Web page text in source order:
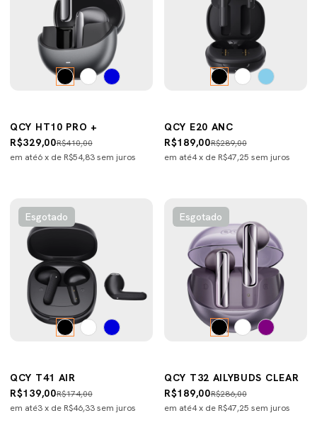
QCY HT10 PRO +
R$410,00
R$329,00
em até6x de R$54,83sem juros
QCY E20 ANC
R$289,00
R$189,00
em até4x de R$47,25 sem juros
Esgotado
QCY T41 AIR
R$174,00
R$139,00
em até3x de R$46,33sem juros
Esgotado
QCY T32 AILYBUDS CLEAR
R$286,00
R$189,00
em até4x de R$47,25 sem juros